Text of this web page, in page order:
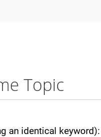
Topic
an identical keyword):